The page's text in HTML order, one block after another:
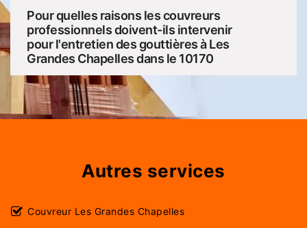
Pour quelles raisons les couvreurs
professionnels doivent-ils intervenir
pour l'entretien des gouttières à Les
Grandes Chapelles dans le 10170
Autres services
Couvreur Les Grandes Chapelles